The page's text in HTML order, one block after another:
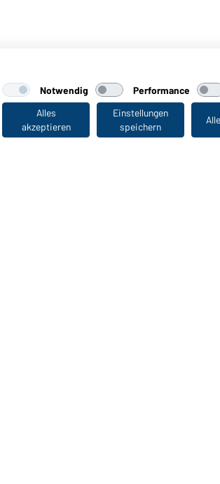
Zuletzt
Notwendig Performance
Alles
akzeptieren
Einstellungen
speichern